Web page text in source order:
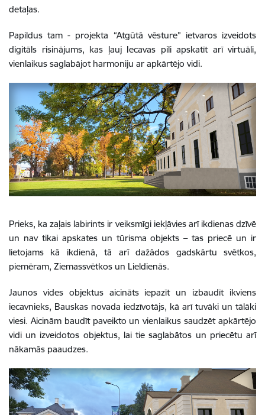
detaļas.
Papildus tam - projekta “Atgūtā vēsture” ietvaros izveidots
digitāls risinājums, kas ļauj Iecavas pili apskatīt arī virtuāli,
vienlaikus saglabājot harmoniju ar apkārtējo vidi.
Prieks, ka zaļais labirints ir veiksmīgi iekļāvies arī ikdienas dzīvē
un nav tikai apskates un tūrisma objekts – tas priecē un ir
lietojams kā ikdienā, tā arī dažādos gadskārtu svētkos,
piemēram, Ziemassvētkos un Lieldienās.
Jaunos vides objektus aicināts iepazīt un izbaudīt ikviens
iecavnieks, Bauskas novada iedzīvotājs, kā arī tuvāki un tālāki
viesi. Aicinām baudīt paveikto un vienlaikus saudzēt apkārtējo
vidi un izveidotos objektus, lai tie saglabātos un priecētu arī
nākamās paaudzes.